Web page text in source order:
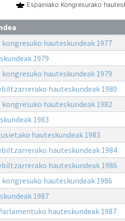
Espainiako Kongresurako
hauteskundeak 1977
1979
hauteskundeak 1979
hauteskundeak 1980
hauteskundeak 1982
1983
hauteskundeak 1983
hauteskundeak 1984
hauteskundeak 1986
hauteskundeak 1986
1987
hauteskundeak 1987